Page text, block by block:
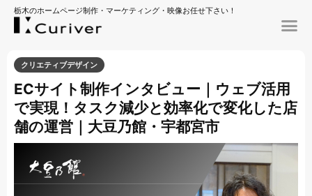
栃木のホームページ制作・マーケティング・映像お任せ下さい！
クリエティブデザイン
ECサイト制作インタビュー｜ウェブ活用
で実現！タスク減少と効率化で変化した店
舗の運営｜大豆乃館・宇都宮市